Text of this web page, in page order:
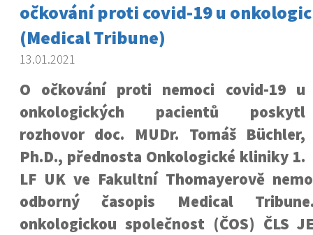
očkování proti covid-19 u
(Medical Tribune)
13.01.2021
O očkování proti nemoci covid-19 u
onkologických pacientů poskytl
rozhovor doc. MUDr. Tomáš Büchler,
Ph.D., přednosta Onkologické kliniky 1.
LF UK ve Fakultní Thomayerově
odborný časopis Medical
onkologickou společnost (ČOS) ČLS